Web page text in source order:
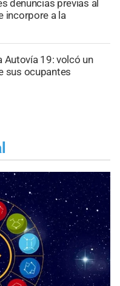
denuncias previas al
incorpore a la
Autovía 19: volcó un
sus ocupantes